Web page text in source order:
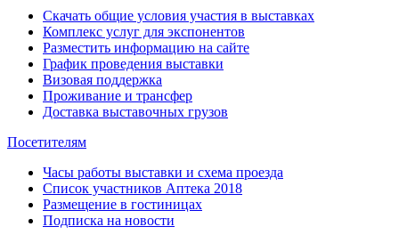
Скачать общие условия участия в выставках
Комплекс услуг для экспонентов
Разместить информацию на сайте
График проведения выставки
Визовая поддержка
Проживание и трансфер
Доставка выставочных грузов
Посетителям
Часы работы выставки и схема проезда
Список участников Аптека 2018
Размещение в гостиницах
Подписка на новости